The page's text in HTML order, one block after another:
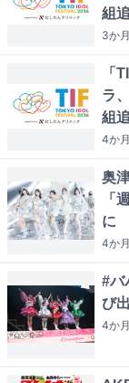
組
3か月
「
ラ
組
4か月
奥
「
に
4か月
#バ
び
4か月